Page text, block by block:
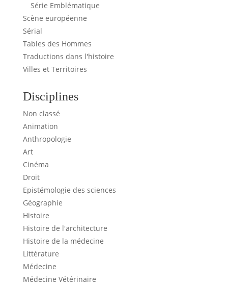
Série Emblématique
Scène européenne
Sérial
Tables des Hommes
Traductions dans l'histoire
Villes et Territoires
Disciplines
Non classé
Animation
Anthropologie
Art
Cinéma
Droit
Epistémologie des sciences
Géographie
Histoire
Histoire de l'architecture
Histoire de la médecine
Littérature
Médecine
Médecine Vétérinaire